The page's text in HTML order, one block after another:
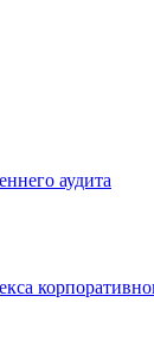
аудита